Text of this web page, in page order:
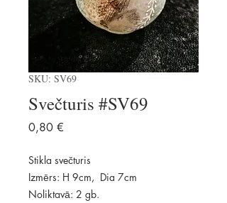
SKU: SV69
Svečturis #SV69
0,80 €
Stikla svečturis
Izmērs: H 9cm, Dia 7cm
Noliktavā: 2 gb.